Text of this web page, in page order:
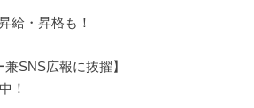
給・昇格も！
SNS広報に抜擢】
！